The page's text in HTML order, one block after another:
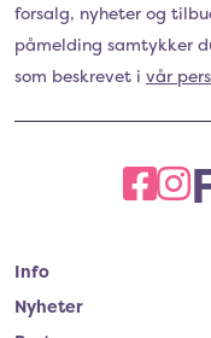
forsalg, nyheter og
påmelding samtykker
som beskrevet i vår
Info
Nyheter